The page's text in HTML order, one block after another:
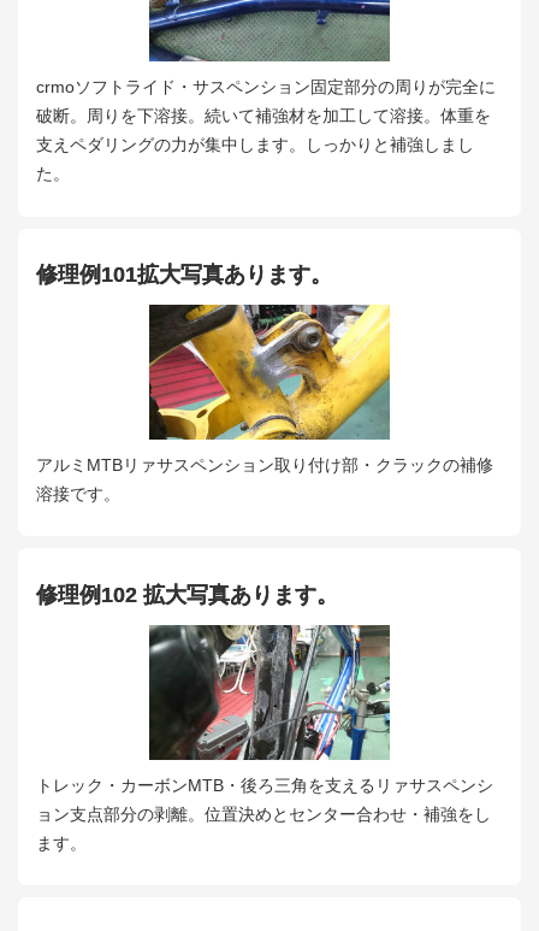
crmoソフトライド・サスペンション固定部分の周りが完全に
破断。周りを下溶接。続いて補強材を加工して溶接。体重を
支えペダリングの力が集中します。しっかりと補強しまし
た。
修理例101拡大写真あります。
アルミMTBリァサスペンション取り付け部・クラックの補修
溶接です。
修理例102 拡大写真あります。
トレック・カーボンMTB・後ろ三角を支えるリァサスペンシ
ョン支点部分の剥離。位置決めとセンター合わせ・補強をし
ます。